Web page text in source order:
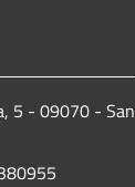
5 - 09070 - San